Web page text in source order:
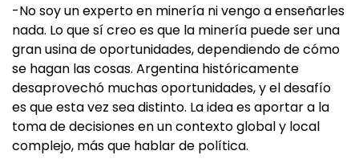
-No soy un experto en minería ni vengo a enseñarles
nada. Lo que sí creo es que la minería puede ser una
gran usina de oportunidades, dependiendo de cómo
se hagan las cosas. Argentina históricamente
desaprovechó muchas oportunidades, y el desafío
es que esta vez sea distinto. La idea es aportar a la
toma de decisiones en un contexto global y local
complejo, más que hablar de política.